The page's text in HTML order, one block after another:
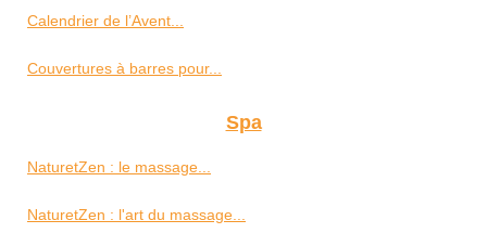
Calendrier de l’Avent...
Couvertures à barres pour...
Spa
NaturetZen : le massage...
NaturetZen : l'art du massage...